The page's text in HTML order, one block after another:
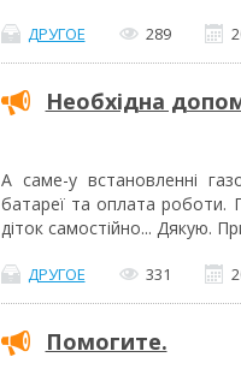
ДРУГОЕ 289
Необхідна
А саме-у встановленні
батареї та оплата роботи.
діток самостійно... Дякую.
ДРУГОЕ 331
Помогите.